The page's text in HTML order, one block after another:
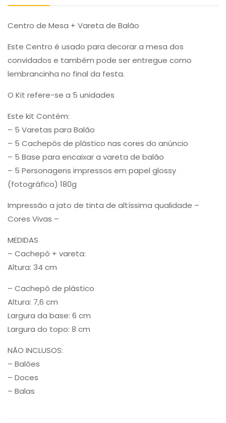
Centro de Mesa + Vareta de Balão
Este Centro é usado para decorar a mesa dos
convidados e também pode ser entregue como
lembrancinha no final da festa.
O Kit refere-se a 5 unidades
Este kit Contém:
– 5 Varetas para Balão
– 5 Cachepôs de plástico nas cores do anúncio
– 5 Base para encaixar a vareta de balão
– 5 Personagens impressos em papel glossy
(fotográfico) 180g
Impressão a jato de tinta de altíssima qualidade –
Cores Vivas –
MEDIDAS
– Cachepô + vareta:
Altura: 34 cm
– Cachepô de plástico
Altura: 7,6 cm
Largura da base: 6 cm
Largura do topo: 8 cm
NÃO INCLUSOS:
– Balões
– Doces
– Balas